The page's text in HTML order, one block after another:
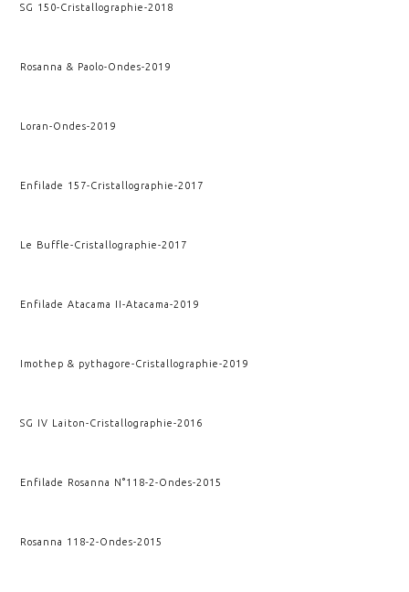
SG 150-Cristallographie-2018
Rosanna & Paolo-Ondes-2019
Loran-Ondes-2019
Enfilade 157-Cristallographie-2017
Le Buffle-Cristallographie-2017
Enfilade Atacama II-Atacama-2019
Imothep & pythagore-Cristallographie-2019
SG IV Laiton-Cristallographie-2016
Enfilade Rosanna N°118-2-Ondes-2015
Rosanna 118-2-Ondes-2015